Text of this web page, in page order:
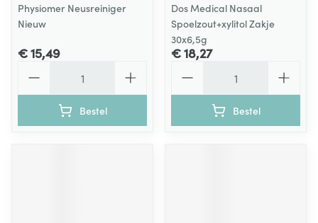
Physiomer Neusreiniger
Nieuw
€ 15,49
Bestel
Dos Medical Nasaal
Spoelzout+xylitol Zakje
30x6,5g
€ 18,27
Bestel